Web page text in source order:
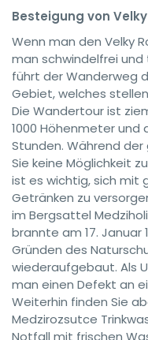
Besteigung von
Wenn man den Velky
man schwindelfrei
führt der Wanderweg
Gebiet, welches
Die Wandertour ist
1000 Höhenmeter
Stunden. Während
Sie keine Möglichkeit
ist es wichtig, sich mit
Getränken zu
im Bergsattel
brannte am 17. Januar
Gründen des
wiederaufgebaut. Als
man einen Defekt an
Weiterhin finden Sie
Medzirozsutce
Notfall mit frischen